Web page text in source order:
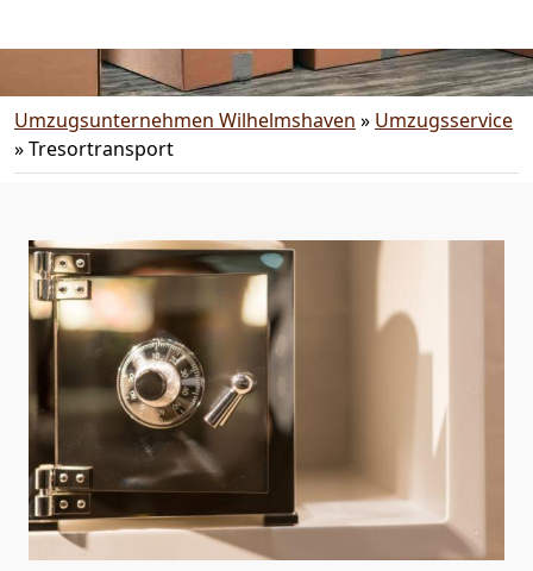
Umzugsunternehmen Wilhelmshaven » Umzugsservice
»Tresortransport